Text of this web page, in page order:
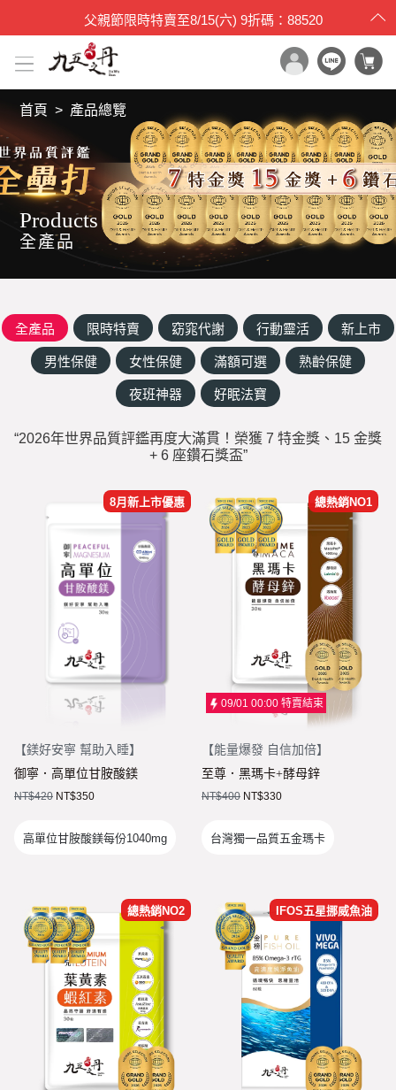
父親節限時特賣至8/15(六) 9折碼：88520
x
首頁
所有產品
世界品質評鑑
品牌原料
產品檢驗
最新消息
保健專欄
媒體報導
九五闆闆
企業大宗採購/批發
至尊・黑瑪卡+酵母鋅 (熱銷NO1.)
飛龍．高純度左旋精胺酸 (熱銷第NO2.)
英雄．20倍南瓜籽+茄紅素 (熱銷第NO3.)
蛟龍．南非醉茄+葫蘆巴
戰神．超級薑黃素+頂級紅蔘
🏅 世界品質評鑑-特金獎
狀元・葉黃素+玉米黃素
紅潤．酵母B群+微膠囊鐵
傾城．德國水解膠原蛋白
透亮．西印度櫻桃維他命Ｃ
🥇 世界品質評鑑-金獎
至尊・黑瑪卡+酵母鋅 (熱銷NO1.)
飛龍．高純度左旋精胺酸 (熱銷第NO2.)
首頁 產品總覽
Products
全產品
全產品 限時特賣 窈窕代謝 行動靈活 新上市
男性保健 女性保健 滿額可選 熟齡保健
夜班神器 好眠法寶
“2026年世界品質評鑑再度大滿貫！榮獲 7 特金獎、15 金獎
+ 6 座鑽石獎盃”
8月新上市優惠
【鎂好安寧 幫助入睡】
御寧．高單位甘胺酸鎂
NT$420 NT$350
高單位甘胺酸鎂每份1040mg
總熱銷NO1
【能量爆發 自信加倍】
至尊．黑瑪卡+酵母鋅
09/01 00:00 特賣結束
NT$400 NT$330
台灣獨一品質五金瑪卡
總熱銷NO2 IFOS五星挪威魚油